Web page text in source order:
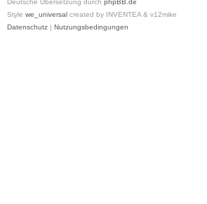
Deutsche Übersetzung durch phpBB.de
Style we_universal created by INVENTEA & v12mike
Datenschutz | Nutzungsbedingungen